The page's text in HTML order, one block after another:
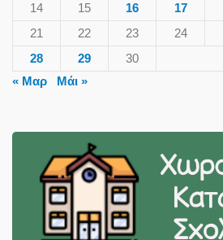
14
15 16 17
21
22 23 24
28
29
30
« Μαρ
Μάι »